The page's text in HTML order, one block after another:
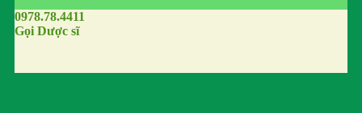
0978.78.4411
Gọi Dược sĩ